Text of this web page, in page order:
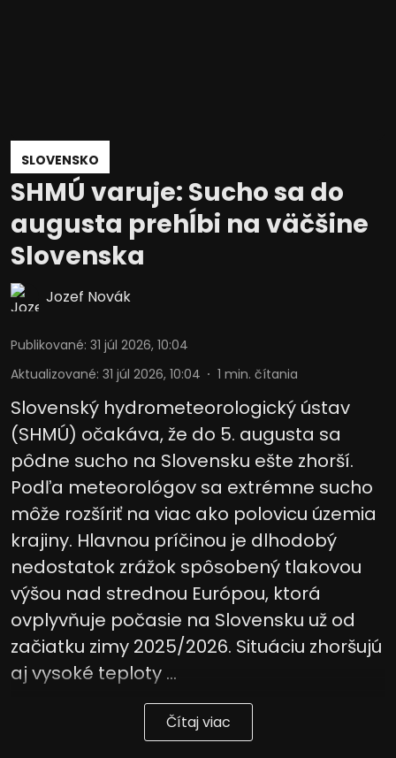
SLOVENSKO
SHMÚ varuje: Sucho sa do
augusta prehĺbi na väčšine
Slovenska
Jozef Novák
Publikované: 31 júl 2026, 10:04
Aktualizované: 31 júl 2026, 10:04 1 min. čítania
Slovenský hydrometeorologický ústav
(SHMÚ) očakáva, že do 5. augusta sa
pôdne sucho na Slovensku ešte zhorší.
Podľa meteorológov sa extrémne sucho
môže rozšíriť na viac ako polovicu územia
krajiny. Hlavnou príčinou je dlhodobý
nedostatok zrážok spôsobený tlakovou
výšou nad strednou Európou, ktorá
ovplyvňuje počasie na Slovensku už od
začiatku zimy 2025/2026. Situáciu zhoršujú
aj vysoké teploty ...
Čítaj viac